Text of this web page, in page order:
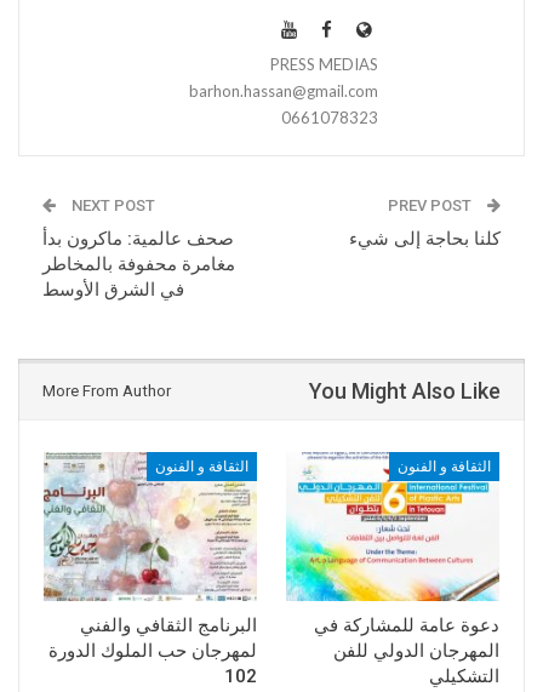
PRESS MEDIAS
barhon.hassan@gmail.com
0661078323
كلنا بحاجة إلى شيء
NEXT POST
صحف عالمية: ماكرون بدأ
مغامرة محفوفة بالمخاطر
في الشرق الأوسط
You Might Also Like
More From Author
الثقافة و الفنون
دعوة عامة للمشاركة في
المهرجان الدولي للفن
التشكيلي
الثقافة و الفنون
البرنامج الثقافي والفني
لمهرجان حب الملوك الدورة
102